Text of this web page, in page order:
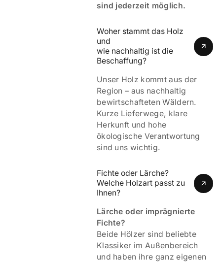
sind jederzeit möglich.
Woher stammt das Holz
und
wie nachhaltig ist die
Beschaffung?
Unser Holz kommt aus der
Region – aus nachhaltig
bewirtschafteten Wäldern.
Kurze Lieferwege, klare
Herkunft und hohe
ökologische Verantwortung
sind uns wichtig.
Fichte oder Lärche?
Welche Holzart passt zu
Ihnen?
Lärche oder imprägnierte
Fichte?
Beide Hölzer sind beliebte
Klassiker im Außenbereich
und haben ihre ganz eigenen